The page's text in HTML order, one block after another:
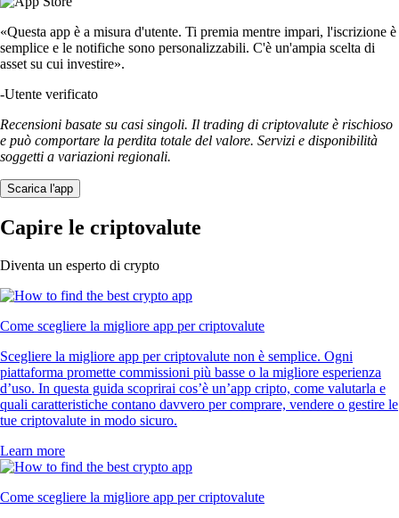
«Questa app è a misura d'utente. Ti premia mentre impari, l'iscrizione è
semplice e le notifiche sono personalizzabili. C'è un'ampia scelta di
asset su cui investire».
-Utente verificato
Recensioni basate su casi singoli. Il trading di criptovalute è rischioso
e può comportare la perdita totale del valore. Servizi e disponibilità
soggetti a variazioni regionali.
Scarica l'app
Capire le criptovalute
Diventa un esperto di crypto
Come scegliere la migliore app per criptovalute
Scegliere la migliore app per criptovalute non è semplice. Ogni
piattaforma promette commissioni più basse o la migliore esperienza
d’uso. In questa guida scoprirai cos’è un’app cripto, come valutarla e
quali caratteristiche contano davvero per comprare, vendere o gestire le
tue criptovalute in modo sicuro.
Learn more
Come scegliere la migliore app per criptovalute